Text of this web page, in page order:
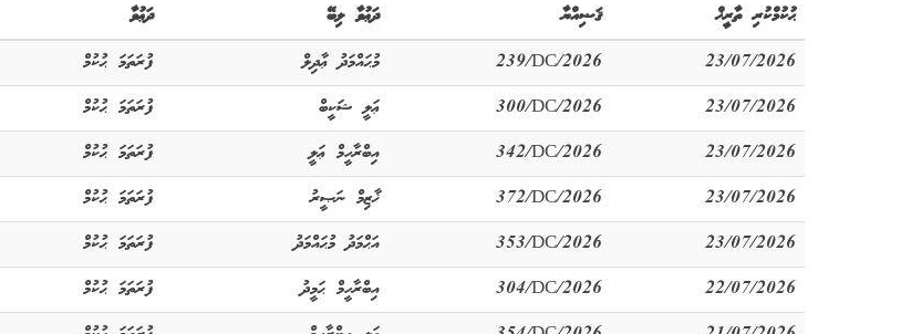
ޙުކުމްކުރި ތާރީޚް ޤަޟިއްޔާ ދަޢުވާ ލިބޭ ދަޢުވާ
23/07/2026
239/DC/2026 މުޙައްމަދު ޢާދިލް ފުރަތަމަ ޙުކުމް
23/07/2026
300/DC/2026 ޢަލީ ޝަކީބް ފުރަތަމަ ޙުކުމް
23/07/2026
342/DC/2026 އިބްރާހީމް ޢަލީ ފުރަތަމަ ޙުކުމް
23/07/2026
372/DC/2026 ޚާޒިމް ނަޞީރު ފުރަތަމަ ޙުކުމް
23/07/2026
353/DC/2026 އަޙްމަދު މުޙައްމަދު ފުރަތަމަ ޙުކުމް
22/07/2026
304/DC/2026 އިބްރާހީމް ޙަމީދު ފުރަތަމަ ޙުކުމް